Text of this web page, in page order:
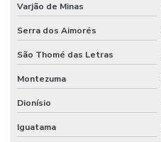
Varjão de Minas
Serra dos Aimorés
São Thomé das Letras
Montezuma
Dionísio
Iguatama